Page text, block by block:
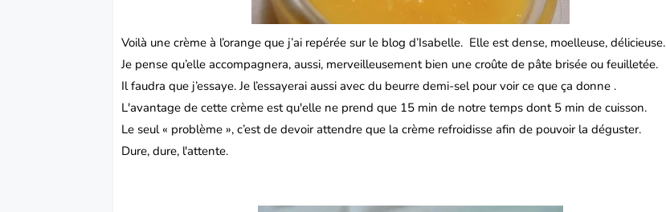
Voilà une crème à l’orange que j’ai repérée sur le blog d’Isabelle. Elle est dense, moelleuse, délicieuse.
Je pense qu’elle accompagnera, aussi, merveilleusement bien une croûte de pâte brisée ou feuilletée.
Il faudra que j’essaye. Je l’essayerai aussi avec du beurre demi-sel pour voir ce que ça donne .
L'avantage de cettecrème est qu'elle ne prend que 15 min de notre temps dont 5 min de cuisson.
Le seul « problème », c’est de devoir attendre que la crème refroidisse afin de pouvoir la déguster.
Dure, dure, l'attente.